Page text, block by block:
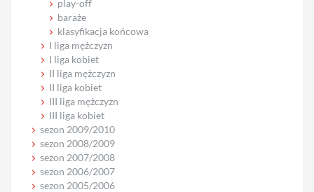
play-off
baraże
klasyfikacja końcowa
I liga mężczyzn
I liga kobiet
II liga mężczyzn
II liga kobiet
III liga mężczyzn
III liga kobiet
sezon 2009/2010
sezon 2008/2009
sezon 2007/2008
sezon 2006/2007
sezon 2005/2006